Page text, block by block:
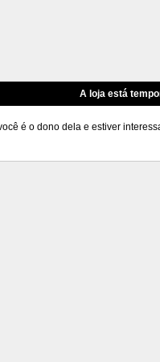
A loja está
é o dono dela e estiver